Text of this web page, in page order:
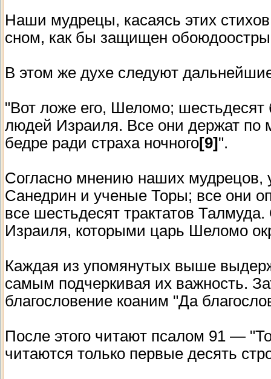
Наши мудрецы, касаясь этих
сном, как бы защищен
В этом же духе следуют
"Вот ложе его, Шеломо; шестьдесят
людей Израиля. Все они держат по
бедре ради страха ночного[9]".
Согласно мнению наших
Санедрин и ученые Торы; все они
все шестьдесят трактатов
Израиля, которыми царь Шеломо
Каждая из упомянутых выше
самым подчеркивая их важность.
благословение коаним "Да
После этого читают псалом 91 —
читаются только первые десять